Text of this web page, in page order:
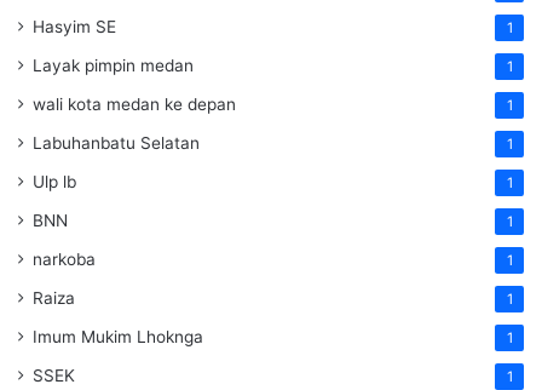
Hasyim SE 1
Layak pimpin medan 1
wali kota medan ke depan 1
Labuhanbatu Selatan 1
Ulp lb 1
BNN 1
narkoba 1
Raiza 1
Imum Mukim Lhoknga 1
SSEK 1